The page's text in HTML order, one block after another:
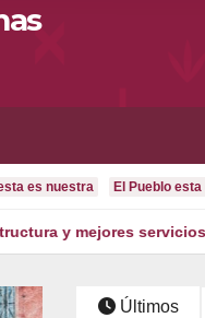
es nuestra El Pueblo
servicios públicos:
Últimos